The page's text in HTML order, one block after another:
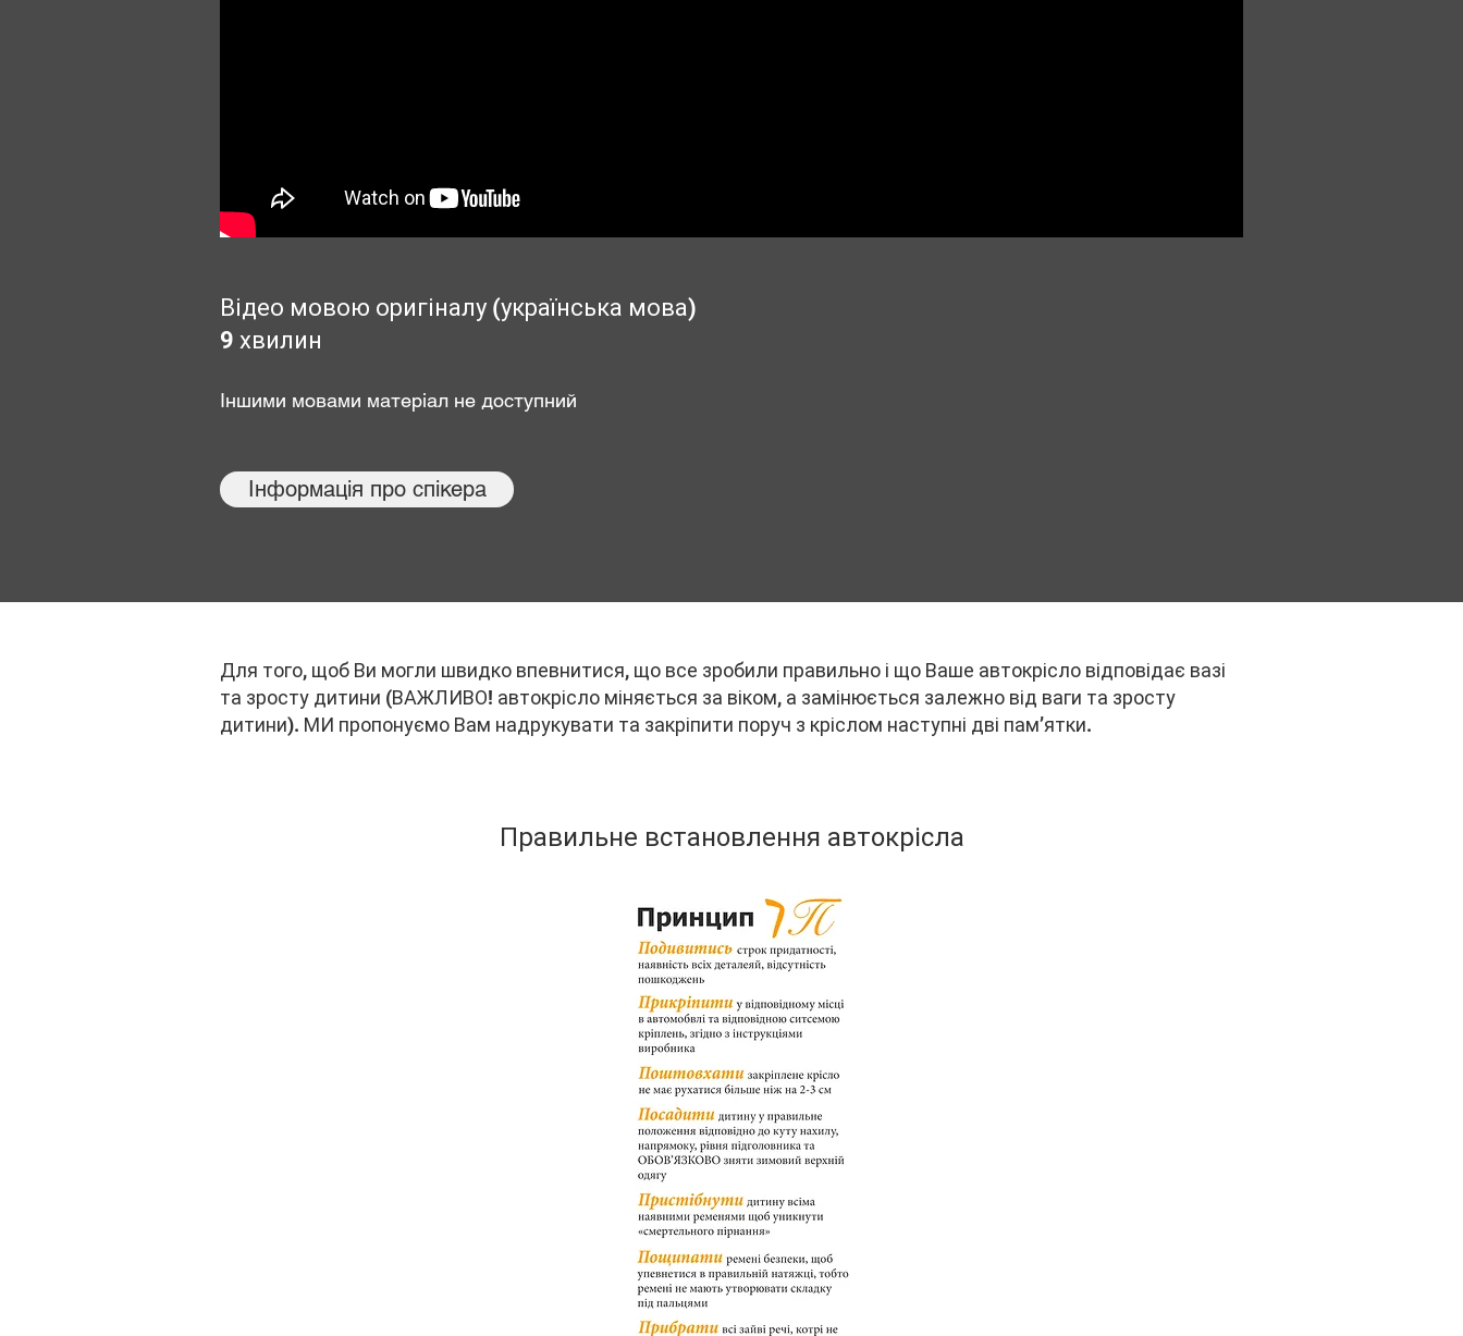
Відео мовою оригіналу (українська мова)
9 хвилин
Іншими мовами матеріал не доступний
Інформація про спікера
Для того, щоб Ви могли швидко впевнитися, що все зробили правильно і що Ваше автокрісло відповідає вазі
та зросту дитини (ВАЖЛИВО! автокрісло міняється за віком, а замінюється залежно від ваги та зросту
дитини). МИ пропонуємо Вам надрукувати та закріпити поруч з кріслом наступні дві пам’ятки.
Правильне встановлення автокрісла